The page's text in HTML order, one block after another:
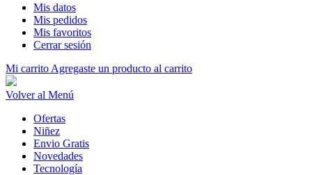
Mis datos
Mis pedidos
Mis favoritos
Cerrar sesión
Mi carrito Agregaste un producto al carrito
Volver al Menú
Ofertas
Niñez
Envio Gratis
Novedades
Tecnología